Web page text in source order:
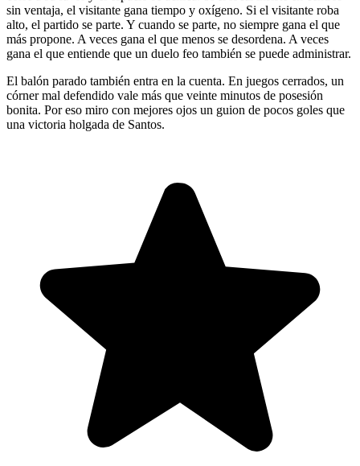
sin ventaja, el visitante gana tiempo y oxígeno. Si el visitante roba
alto, el partido se parte. Y cuando se parte, no siempre gana el que
más propone. A veces gana el que menos se desordena. A veces
gana el que entiende que un duelo feo también se puede administrar.
El balón parado también entra en la cuenta. En juegos cerrados, un
córner mal defendido vale más que veinte minutos de posesión
bonita. Por eso miro con mejores ojos un guion de pocos goles que
una victoria holgada de Santos.